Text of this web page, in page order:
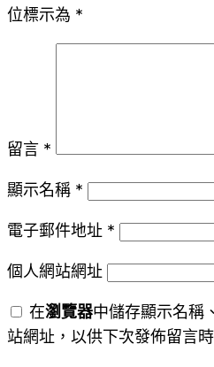
位標示為 *
留言 *
顯示名稱 *
電子郵件地址 *
個人網站網址
在瀏覽器中儲存顯示名稱
站網址，以供下次發佈留言時